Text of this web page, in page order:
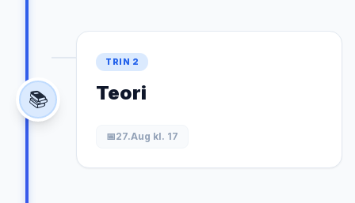
TRIN 2
Teori
📅27.Aug kl. 17
📚